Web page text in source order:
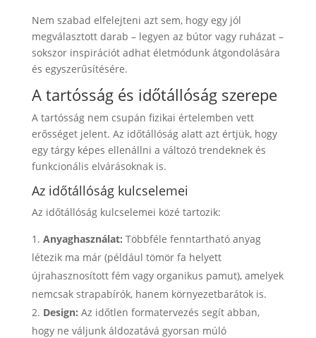
Nem szabad elfelejteni azt sem, hogy egy jól
megválasztott darab – legyen az bútor vagy ruházat –
sokszor inspirációt adhat életmódunk átgondolására
és egyszerűsítésére.
A tartósság és időtállóság szerepe
A tartósság nem csupán fizikai értelemben vett
erősséget jelent. Az időtállóság alatt azt értjük, hogy
egy tárgy képes ellenállni a változó trendeknek és
funkcionális elvárásoknak is.
Az időtállóság kulcselemei
Az időtállóság kulcselemei közé tartozik:
Anyaghasználat: Többféle fenntartható anyag
létezik ma már (például tömör fa helyett
újrahasznosított fém vagy organikus pamut), amelyek
nemcsak strapabírók, hanem környezetbarátok is.
Design: Az időtlen formatervezés segít abban,
hogy ne váljunk áldozatává gyorsan múló